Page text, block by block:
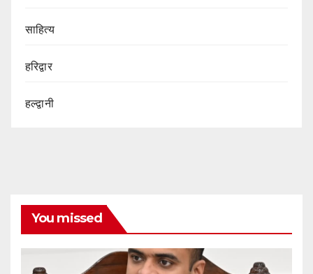
साहित्य
हरिद्वार
हल्द्वानी
You missed